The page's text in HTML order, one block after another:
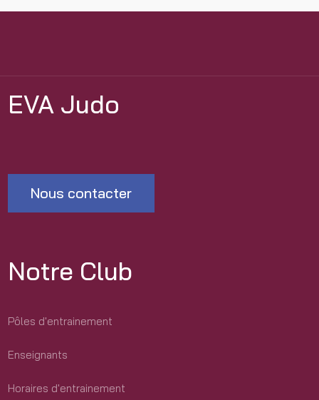
EVA Judo
Nous contacter
Notre Club
Pôles d'entrainement
Enseignants
Horaires d'entrainement